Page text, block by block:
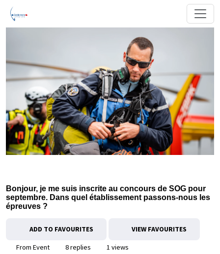
Bonjour, je me suis inscrite au concours de SOG pour
septembre. Dans quel établissement passons-nous les
épreuves ?
ADD TO FAVOURITES VIEW FAVOURITES
From Event 8 replies
1 views